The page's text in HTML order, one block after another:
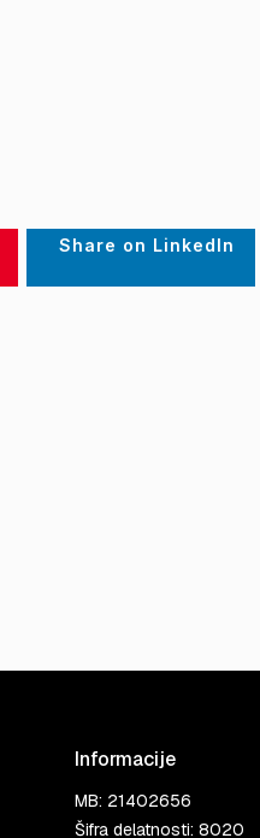
Share on LinkedIn
Informacije
MB: 21402656
Šifra delatnosti: 8020